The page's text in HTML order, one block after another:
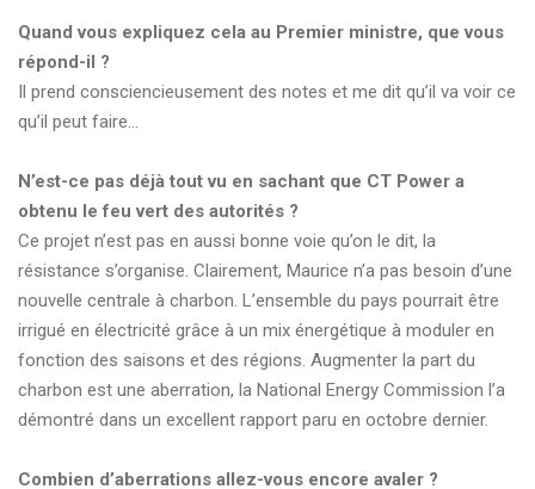
Quand vous expliquez cela au Premier ministre, que vous
répond-il ?
Il prend consciencieusement des notes et me dit qu’il va voir ce
qu’il peut faire...
N’est-ce pas déjà tout vu en sachant que CT Power a
obtenu le feu vert des autorités ?
Ce projet n’est pas en aussi bonne voie qu’on le dit, la
résistance s’organise. Clairement, Maurice n’a pas besoin d’une
nouvelle centrale à charbon. L’ensemble du pays pourrait être
irrigué en électricité grâce à un mix énergétique à moduler en
fonction des saisons et des régions. Augmenter la part du
charbon est une aberration, la National Energy Commission l’a
démontré dans un excellent rapport paru en octobre dernier.
Combien d’aberrations allez-vous encore avaler ?